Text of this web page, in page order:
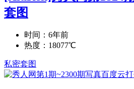
套图
时间：6年前
热度：18077℃
私密套图